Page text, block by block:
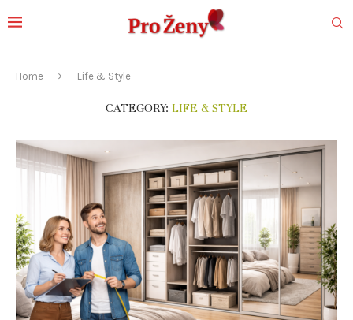
Home Life & Style
CATEGORY: LIFE & STYLE